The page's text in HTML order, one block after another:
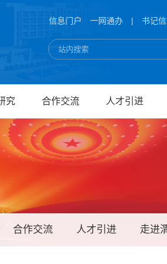
信息门户 一网通办 | 书记
究 合作交流 人才引进
合作交流 人才引进 走进